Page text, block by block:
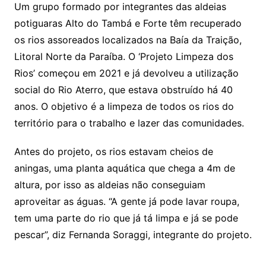
Um grupo formado por integrantes das aldeias
potiguaras Alto do Tambá e Forte têm recuperado
os rios assoreados localizados na Baía da Traição,
Litoral Norte da Paraíba. O ‘Projeto Limpeza dos
Rios’ começou em 2021 e já devolveu a utilização
social do Rio Aterro, que estava obstruído há 40
anos. O objetivo é a limpeza de todos os rios do
território para o trabalho e lazer das comunidades.
Antes do projeto, os rios estavam cheios de
aningas, uma planta aquática que chega a 4m de
altura, por isso as aldeias não conseguiam
aproveitar as águas. “A gente já pode lavar roupa,
tem uma parte do rio que já tá limpa e já se pode
pescar”, diz Fernanda Soraggi, integrante do projeto.